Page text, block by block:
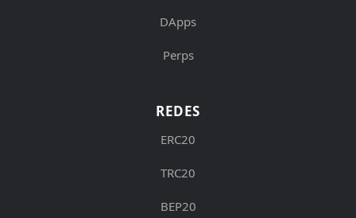
DApps
Perps
REDES
ERC20
TRC20
BEP20